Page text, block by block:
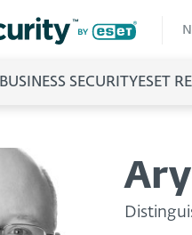
BUSINESS SECURITY ESET